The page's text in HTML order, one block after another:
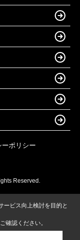
ポリシー
Reserved.
ービス向上検討を目的と
確認ください。